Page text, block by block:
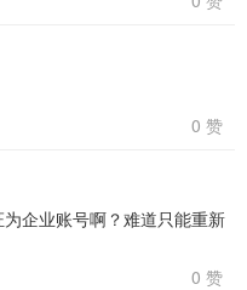
0 赞
企业账号啊？难道只能重新
0 赞